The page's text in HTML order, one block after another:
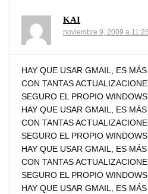
KAI
noviembre 9, 2009 a
HAY QUE USAR GMAIL, ES
CON TANTAS
SEGURO EL PROPIO
HAY QUE USAR GMAIL, ES
CON TANTAS
SEGURO EL PROPIO
HAY QUE USAR GMAIL, ES
CON TANTAS
SEGURO EL PROPIO
HAY QUE USAR GMAIL, ES